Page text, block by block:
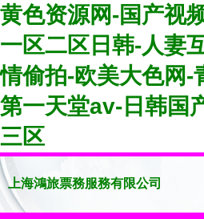
黄色资源网-国产视
一区二区日韩-人妻
情偷拍-欧美大色网-
第一天堂av-日韩国
三区
上海鴻旅票務服務有限公司